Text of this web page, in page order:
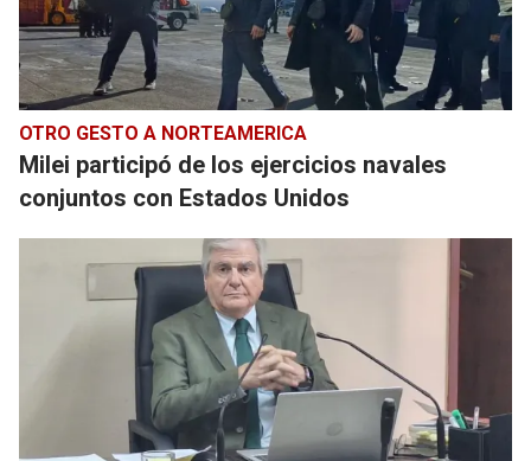
OTRO GESTO A NORTEAMERICA
Milei participó de los ejercicios navales
conjuntos con Estados Unidos